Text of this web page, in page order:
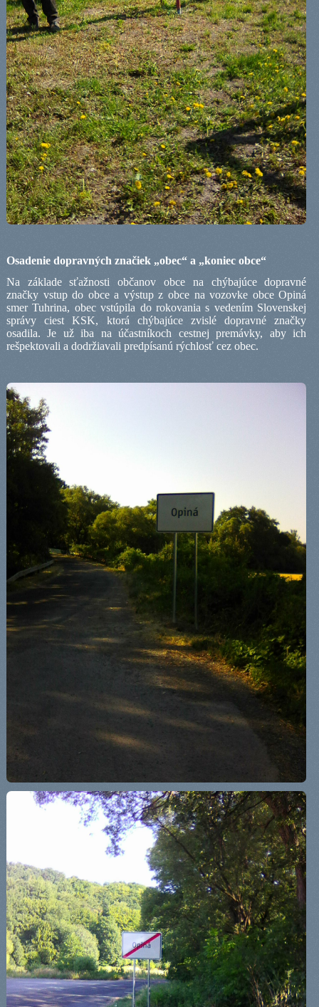
Osadenie dopravných značiek „obec“ a „koniec obce“
Na základe sťažnosti občanov obce na chýbajúce dopravné
značky vstup do obce a výstup z obce na vozovke obce Opiná
smer Tuhrina, obec vstúpila do rokovania s vedením Slovenskej
správy ciest KSK, ktorá chýbajúce zvislé dopravné značky
osadila. Je už iba na účastníkoch cestnej premávky, aby ich
rešpektovali a dodržiavali predpísanú rýchlosť cez obec.